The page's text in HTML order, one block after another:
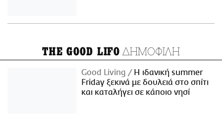
THE GOOD LIFO ΔΗΜΟΦΙΛΗ
Good Living
Η ιδανική summer
Friday ξεκινά με δουλειά στο σπίτι
και καταλήγει σε κάποιο νησί